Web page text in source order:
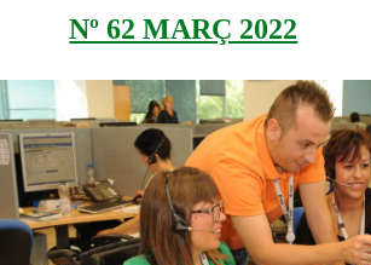
Nº 62 MARÇ 2022